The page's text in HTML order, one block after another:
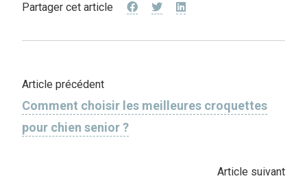
Partager cet article
Article précédent
Comment choisir les meilleures croquettes
pour chien senior ?
Article suivant